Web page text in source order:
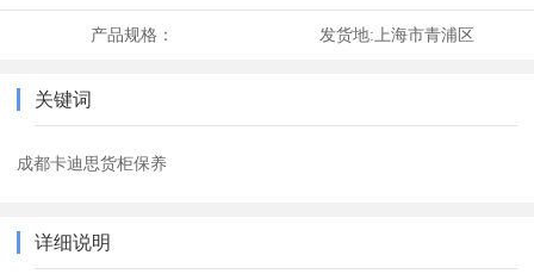
产品规格： 发货地: 上海市青浦区
关键词
成都卡迪思货柜保养
详细说明